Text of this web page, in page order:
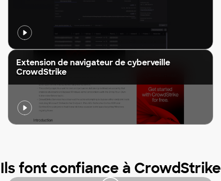
Extension de navigateur de cyberveille
CrowdStrike
Ils font confiance à CrowdStrike